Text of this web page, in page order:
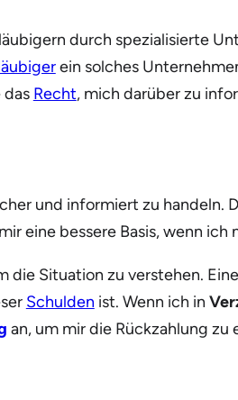
durch spezialisierte
ein solches
das Recht, mich darüber zu
und informiert zu handeln.
eine bessere Basis, wenn
Situation zu verstehen. Eine
Schulden ist. Wenn ich in
an, um mir die Rückzahlung